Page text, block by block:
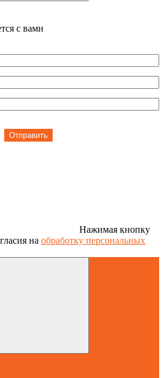
с вами
Отправить
Нажимая кнопку
на обработку персональных